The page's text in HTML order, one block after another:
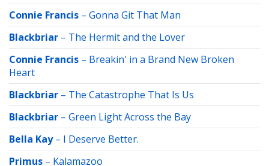
Connie Francis – Gonna Git That Man
Blackbriar – The Hermit and the Lover
Connie Francis – Breakin' in a Brand New Broken
Heart
Blackbriar – The Catastrophe That Is Us
Blackbriar – Green Light Across the Bay
Bella Kay– I Deserve Better.
Primus – Kalamazoo